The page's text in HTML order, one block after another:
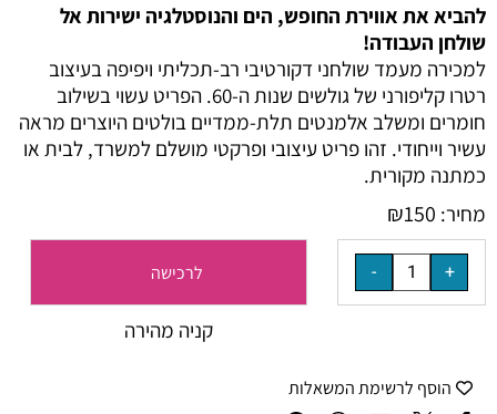
להביא את אווירת החופש, הים והנוסטלגיה ישירות אל
שולחן העבודה!
למכירה מעמד שולחני דקורטיבי רב-תכליתי ויפיפה בעיצוב
רטרו קליפורני של גולשים שנות ה-60. הפריט עשוי בשילוב
חומרים ומשלב אלמנטים תלת-ממדיים בולטים היוצרים מראה
עשיר וייחודי. זהו פריט עיצובי ופרקטי מושלם למשרד, לבית או
כמתנה מקורית.
מחיר:
₪150
לרכישה
קניה מהירה
הוסף לרשימת המשאלות